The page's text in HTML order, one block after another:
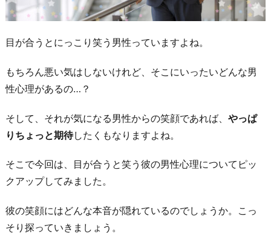
目が合うとにっこり笑う男性っていますよね。
もちろん悪い気はしないけれど、そこにいったいどんな男
性心理があるの…？
そして、それが気になる男性からの笑顔であれば、 やっぱ
りちょっと期待したくもなりますよね。
そこで今回は、目が合うと笑う彼の男性心理についてピッ
クアップしてみました。
彼の笑顔にはどんな本音が隠れているのでしょうか。こっ
そり探っていきましょう。